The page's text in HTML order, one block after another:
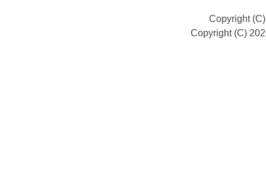
Copyright
Copyright (C)